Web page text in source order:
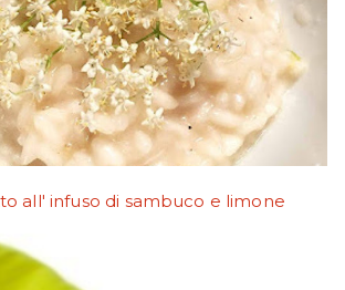
all' infuso di sambuco e limone